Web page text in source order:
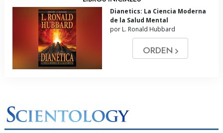
Dianetics: La Ciencia Moderna
de la Salud Mental
por L. Ronald Hubbard
ORDEN